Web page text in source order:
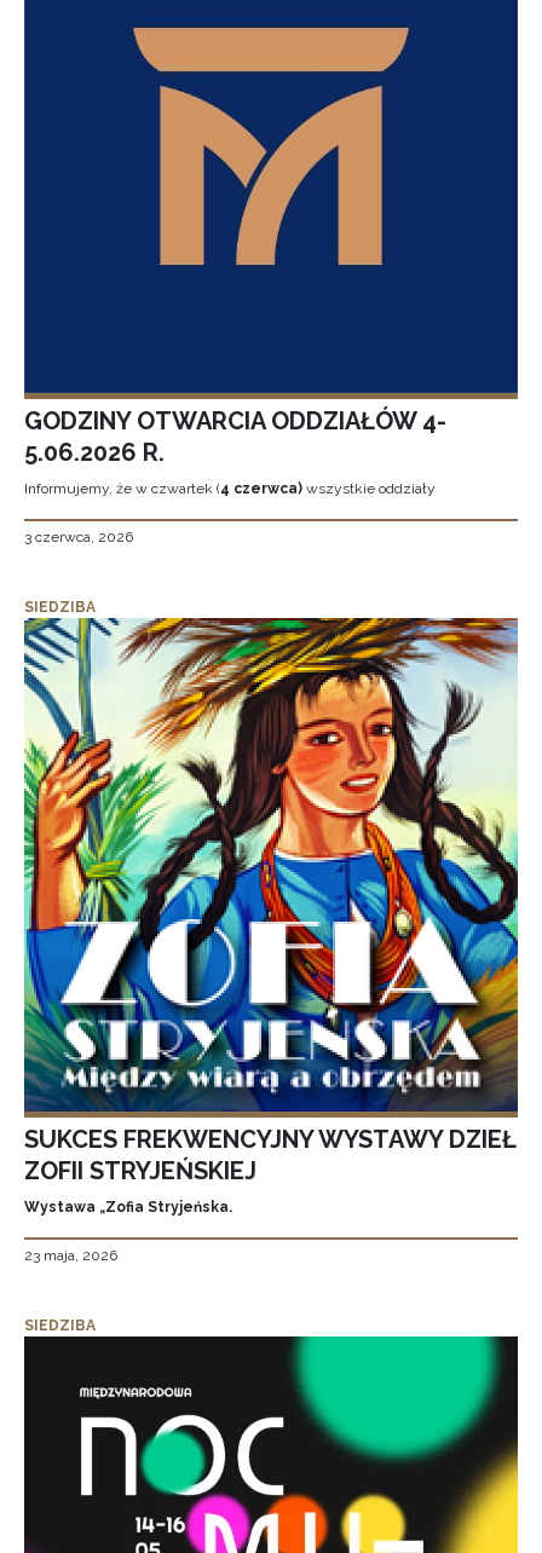
GODZINY OTWARCIA ODDZIAŁÓW 4-
5.06.2026 R.
Informujemy, że w czwartek (4 czerwca) wszystkie oddziały
3 czerwca, 2026
SIEDZIBA
SUKCES FREKWENCYJNY WYSTAWY DZIEŁ
ZOFII STRYJEŃSKIEJ
Wystawa „Zofia Stryjeńska.
23 maja, 2026
SIEDZIBA